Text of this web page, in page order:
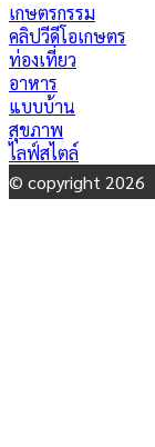
เกษตรกรรม
คลิปวีดีโอเกษตร
ท่องเที่ยว
อาหาร
แบบบ้าน
สุขภาพ
ไลฟ์สไตล์
© copyright 2026